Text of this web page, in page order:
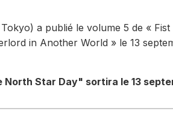
a publié le volume 5 de «
in Another World » le 13
Star Day" sortira le 13